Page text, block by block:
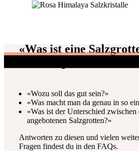
«Was ist eine
«Wozu soll das gut sein?»
«Was macht man da genau in so
«Was ist der Unterschied zwischen
angebotenen Salzgrotten?»
Antworten zu diesen und vielen
Fragen findest du in den FAQs.